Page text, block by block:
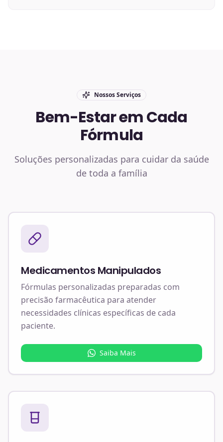
Nossos Serviços
Bem-Estar em Cada
Fórmula
Soluções personalizadas para cuidar da saúde
de toda a família
Medicamentos Manipulados
Fórmulas personalizadas preparadas com
precisão farmacêutica para atender
necessidades clínicas específicas de cada
paciente.
Saiba Mais